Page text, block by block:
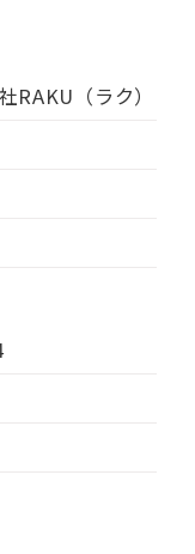
RAKU（ラク）